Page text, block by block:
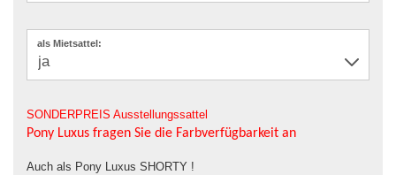
als Mietsattel:
SONDERPREIS Ausstellungssattel
Pony Luxus fragen Sie die Farbverfügbarkeit an
Auch als Pony Luxus SHORTY !